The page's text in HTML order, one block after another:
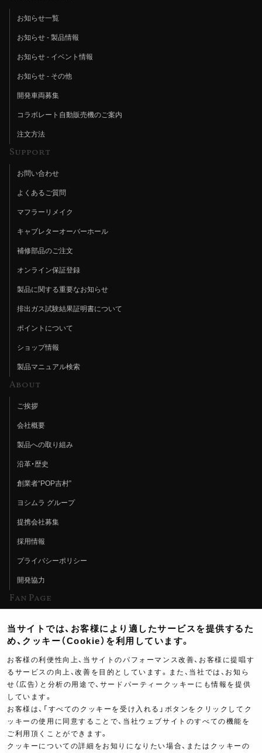
お知らせ一覧
お知らせ - 製品情報
お知らせ - イベント情報
お知らせ - その他
開発車両募集
コラボレート自動販売機のご案内
注文方法
Support
お問い合わせ
よくあるご質問
マフラーリメイク
キャブレターオーバーホール
補修部品のご注文
オンライン保証登録
製品に関する重要なお知らせ
排出ガス試験結果証明書について
ポイントについて
ショップ情報
製品マニュアル検索
About
ご挨拶
会社概要
製品への取り組み
沿革・歴史
創業者“POP吉村”
ヨシムラ グループ
提携会社募集
採用情報
プライバシーポリシー
開発協力
Fan Page
ヨシムラTV
イベント情報
イベントスケジュール
ツーリングブレイクタイム
製品ポスター
当サイトでは、お客様により適したサービスを提供するた
め、クッキー（Cookie）を利用しています。
お客様の利便性向上、当サイトのパフォーマンス改善、お客様に提唱す
るサービスの向上、改善を目的としています。また、当社では、お知ら
せ（広告）と分析の用途で、サードパーティークッキーにも情報を提供
しています。
お客様は、「すべてのクッキーを受け入れる」ボタンをクリックしてク
ッキーの使用に同意することで、当社ウェブサイトのすべての機能を
ご利用頂くことができます。
クッキーについての詳細をお知りになりたい場合、またはクッキーの